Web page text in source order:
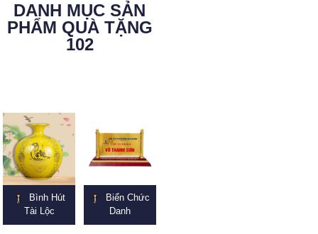
DANH MỤC SẢN
PHẨM QUÀ TẶNG
102
Bình Hút
Tài Lộc
Biển Chức
Danh